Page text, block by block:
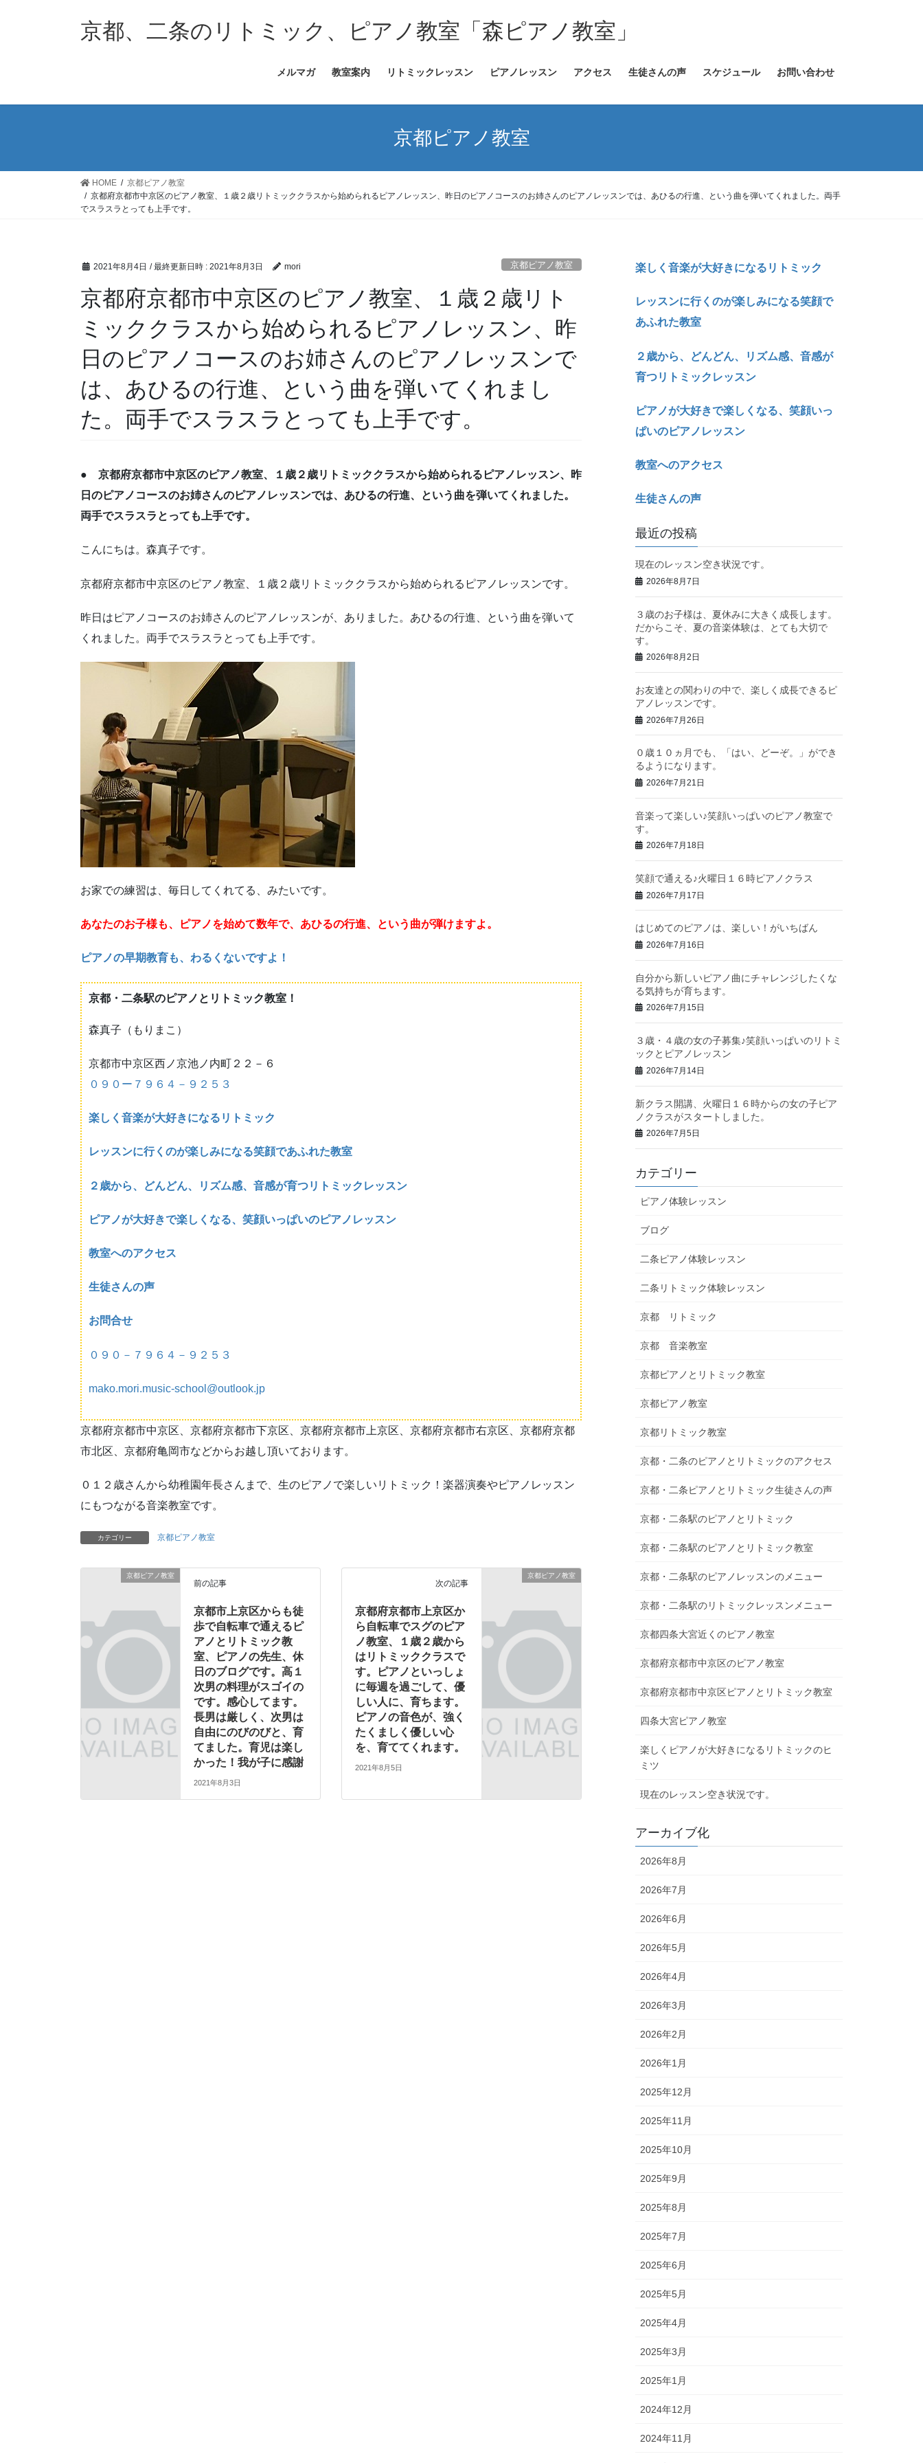
ス
ン
京都、二条のリトミック、ピアノ教室「森ピアノ教室」
メルマガ 教室案内 リトミックレッスン ピアノレッスン アクセス 生徒さんの声 スケジュール お問い合わせ
京都ピアノ教室
HOME
京都ピアノ教室
京都府京都市中京区のピアノ教室、１歳２歳リトミッククラスから始められるピアノレッスン、昨日のピアノコースのお姉さんのピアノレッスンでは、あひるの行進、という曲を弾いてくれました。両手
でスラスラとっても上手です。
2021年8月4日 / 最終更新日時 : 2021年8月3日 mori 京都ピアノ教室
京都府京都市中京区のピアノ教室、１歳２歳リト
ミッククラスから始められるピアノレッスン、昨
日のピアノコースのお姉さんのピアノレッスンで
は、あひるの行進、という曲を弾いてくれまし
た。両手でスラスラとっても上手です。
● 京都府京都市中京区のピアノ教室、１歳２歳リトミッククラスから始められるピアノレッスン、昨
日のピアノコースのお姉さんのピアノレッスンでは、あひるの行進、という曲を弾いてくれました。
両手でスラスラとっても上手です。
こんにちは。森真子です。
京都府京都市中京区のピアノ教室、１歳２歳リトミッククラスから始められるピアノレッスンです。
昨日はピアノコースのお姉さんのピアノレッスンが、ありました。あひるの行進、という曲を弾いて
くれました。両手でスラスラとっても上手です。
お家での練習は、毎日してくれてる、みたいです。
あなたのお子様も、ピアノを始めて数年で、あひるの行進、という曲が弾けますよ。
ピアノの早期教育も、わるくないですよ！
京都・二条駅のピアノとリトミック教室！
森真子（もりまこ）
京都市中京区西ノ京池ノ内町２２－６
０９０ー７９６４－９２５３
楽しく音楽が大好きになるリトミック
レッスンに行くのが楽しみになる笑顔であふれた教室
２歳から、どんどん、リズム感、音感が育つリトミックレッスン
ピアノが大好きで楽しくなる、笑顔いっぱいのピアノレッスン
教室へのアクセス
生徒さんの声
お問合せ
０９０－７９６４－９２５３
mako.mori.music-school@outlook.jp
京都府京都市中京区、京都府京都市下京区、京都府京都市上京区、京都府京都市右京区、京都府京都
市北区、京都府亀岡市などからお越し頂いております。
０１２歳さんから幼稚園年長さんまで、生のピアノで楽しいリトミック！楽器演奏やピアノレッスン
にもつながる音楽教室です。
カテゴリー 京都ピアノ教室
京都ピアノ教室
前の記事
京都市上京区からも徒
歩で自転車で通えるピ
アノとリトミック教
室、ピアノの先生、休
日のブログです。高１
次男の料理がスゴイの
です。感心してます。
長男は厳しく、次男は
自由にのびのびと、育
てました。育児は楽し
かった！我が子に感謝
2021年8月3日
京都ピアノ教室
次の記事
京都府京都市上京区か
ら自転車でスグのピア
ノ教室、１歳２歳から
はリトミッククラスで
す。ピアノといっしょ
に毎週を過ごして、優
しい人に、育ちます。
ピアノの音色が、強く
たくましく優しい心
を、育ててくれます。
2021年8月5日
楽しく音楽が大好きになるリトミック
レッスンに行くのが楽しみになる笑顔で
あふれた教室
２歳から、どんどん、リズム感、音感が
育つリトミックレッスン
ピアノが大好きで楽しくなる、笑顔いっ
ぱいのピアノレッスン
教室へのアクセス
生徒さんの声
最近の投稿
現在のレッスン空き状況です。
2026年8月7日
３歳のお子様は、夏休みに大きく成長します。
だからこそ、夏の音楽体験は、とても大切で
す。
2026年8月2日
お友達との関わりの中で、楽しく成長できるピ
アノレッスンです。
2026年7月26日
０歳１０ヵ月でも、「はい、どーぞ。」ができ
るようになります。
2026年7月21日
音楽って楽しい♪笑顔いっぱいのピアノ教室で
す。
2026年7月18日
笑顔で通える♪火曜日１６時ピアノクラス
2026年7月17日
はじめてのピアノは、楽しい！がいちばん
2026年7月16日
自分から新しいピアノ曲にチャレンジしたくな
る気持ちが育ちます。
2026年7月15日
３歳・４歳の女の子募集♪笑顔いっぱいのリトミ
ックとピアノレッスン
2026年7月14日
新クラス開講、火曜日１６時からの女の子ピア
ノクラスがスタートしました。
2026年7月5日
カテゴリー
ピアノ体験レッスン
ブログ
二条ピアノ体験レッスン
二条リトミック体験レッスン
京都 リトミック
京都 音楽教室
京都ピアノとリトミック教室
京都ピアノ教室
京都リトミック教室
京都・二条のピアノとリトミックのアクセス
京都・二条ピアノとリトミック生徒さんの声
京都・二条駅のピアノとリトミック
京都・二条駅のピアノとリトミック教室
京都・二条駅のピアノレッスンのメニュー
京都・二条駅のリトミックレッスンメニュー
京都四条大宮近くのピアノ教室
京都府京都市中京区のピアノ教室
京都府京都市中京区ピアノとリトミック教室
四条大宮ピアノ教室
楽しくピアノが大好きになるリトミックのヒ
ミツ
現在のレッスン空き状況です。
アーカイブ化
2026年8月
2026年7月
2026年6月
2026年5月
2026年4月
2026年3月
2026年2月
2026年1月
2025年12月
2025年11月
2025年10月
2025年9月
2025年8月
2025年7月
2025年6月
2025年5月
2025年4月
2025年3月
2025年1月
2024年12月
2024年11月